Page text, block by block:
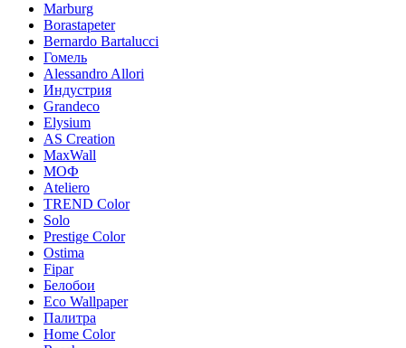
Marburg
Borastapeter
Bernardo Bartalucci
Гомель
Alessandro Allori
Индустрия
Grandeco
Elysium
AS Creation
MaxWall
МОФ
Ateliero
TREND Color
Solo
Prestige Color
Ostima
Fipar
Белобои
Eco Wallpaper
Палитра
Home Color